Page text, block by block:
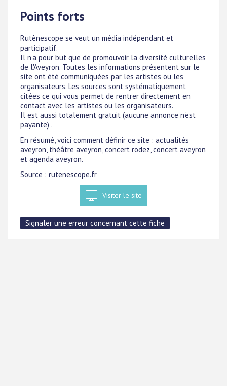
Points forts
Rutènescope se veut un média indépendant et
participatif.
Il n'a pour but que de promouvoir la diversité culturelles
de l'Aveyron. Toutes les informations présentent sur le
site ont été communiquées par les artistes ou les
organisateurs. Les sources sont systématiquement
citées ce qui vous permet de rentrer directement en
contact avec les artistes ou les organisateurs.
Il est aussi totalement gratuit (aucune annonce n'est
payante) .
En résumé, voici comment définir ce site : actualités
aveyron, théâtre aveyron, concert rodez, concert aveyron
et agenda aveyron.
Source : rutenescope.fr
Visiter le site